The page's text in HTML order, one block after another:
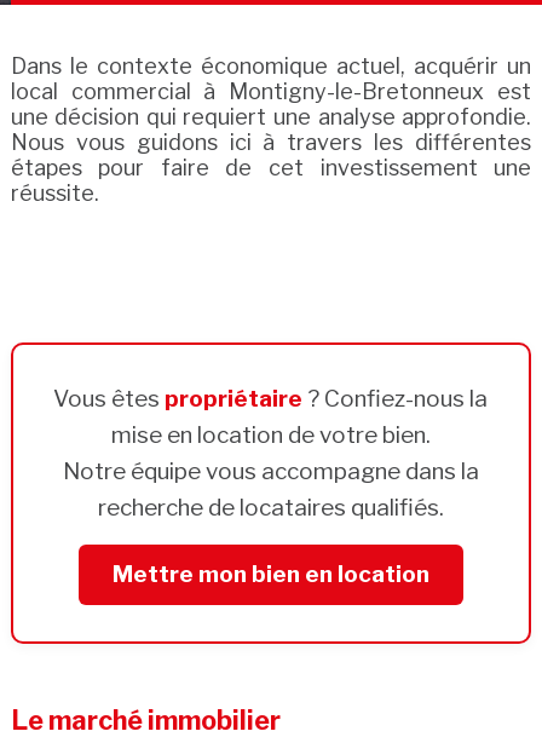
Dans le contexte économique actuel, acquérir un
local commercial à Montigny-le-Bretonneux est
une décision qui requiert une analyse approfondie.
Nous vous guidons ici à travers les différentes
étapes pour faire de cet investissement une
réussite.
Vous êtes propriétaire ? Confiez-nous la
mise en location de votre bien.
Notre équipe vous accompagne dans la
recherche de locataires qualifiés.
Mettre mon bien en location
Le marché immobilier